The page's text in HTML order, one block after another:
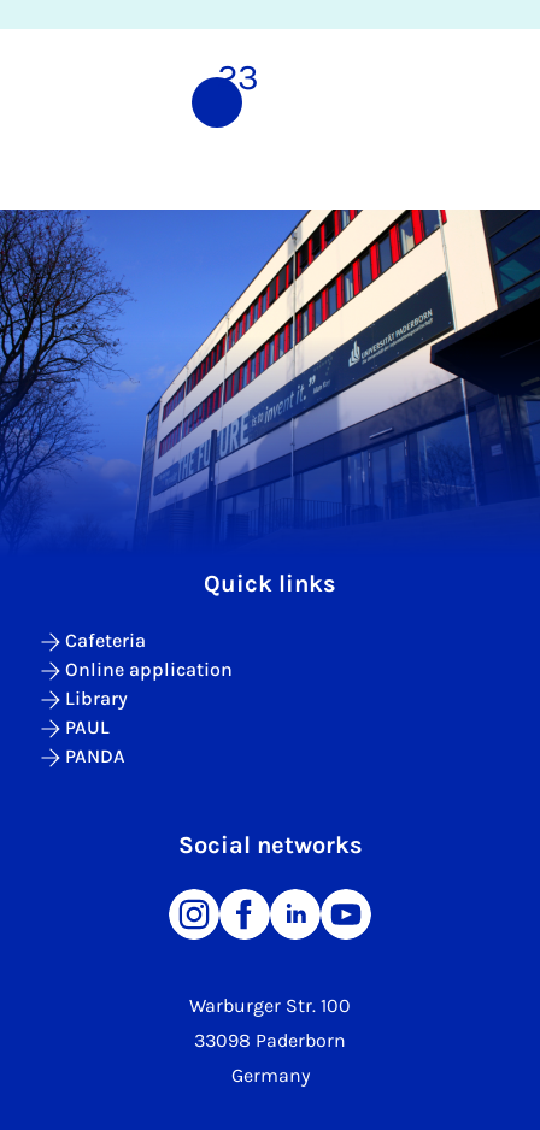
1 23
Warburger Str. 100
33098 Paderborn
Germany
Quick links
Cafeteria
Online application
Library
PAUL
PANDA
Social networks